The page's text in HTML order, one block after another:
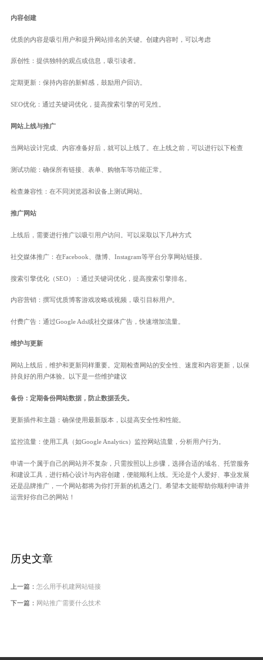
内容创建
优质的内容是吸引用户和提升网站排名的关键。创建内容时，可以考虑
原创性：提供独特的观点或信息，吸引读者。
定期更新：保持内容的新鲜感，鼓励用户回访。
SEO优化：通过关键词优化，提高搜索引擎的可见性。
网站上线与推广
当网站设计完成、内容准备好后，就可以上线了。在上线之前，可以进行以下检查
测试功能：确保所有链接、表单、购物车等功能正常。
检查兼容性：在不同浏览器和设备上测试网站。
推广网站
上线后，需要进行推广以吸引用户访问。可以采取以下几种方式
社交媒体推广：在Facebook、微博、Instagram等平台分享网站链接。
搜索引擎优化（SEO）：通过关键词优化，提高搜索引擎排名。
内容营销：撰写优质博客游戏攻略或视频，吸引目标用户。
付费广告：通过Google Ads或社交媒体广告，快速增加流量。
维护与更新
网站上线后，维护和更新同样重要。定期检查网站的安全性、速度和内容更新，以保
持良好的用户体验。以下是一些维护建议
备份：定期备份网站数据，防止数据丢失。
更新插件和主题：确保使用最新版本，以提高安全性和性能。
监控流量：使用工具（如Google Analytics）监控网站流量，分析用户行为。
申请一个属于自己的网站并不复杂，只需按照以上步骤，选择合适的域名、托管服务
和建设工具，进行精心设计与内容创建，便能顺利上线。无论是个人爱好、事业发展
还是品牌推广，一个网站都将为你打开新的机遇之门。希望本文能帮助你顺利申请并
运营好你自己的网站！
历史文章
上一篇： 怎么用手机建网站链接
下一篇： 网站推广需要什么技术